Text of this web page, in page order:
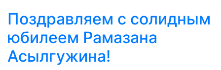
Поздравляем с солидным
юбилеем Рамазана
Асылгужина!